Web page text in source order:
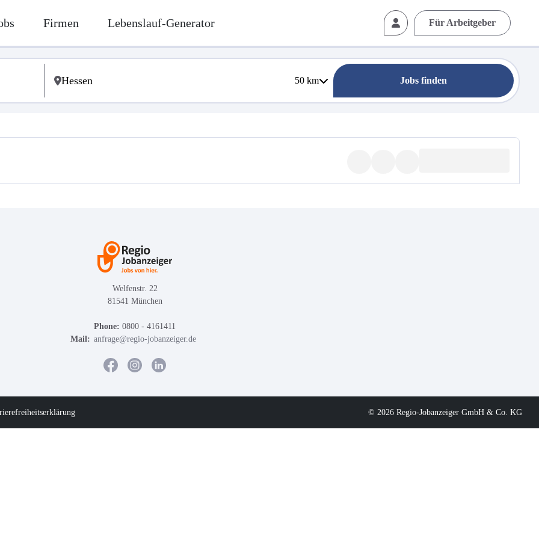
Firmen Lebenslauf-Generator Für Arbeitgeber
50km Jobs finden
Welfenstr. 22
81541 München
Phone: 0800 - 4161411
Mail: anfrage@regio-jobanzeiger.de
© 2026 Regio-Jobanzeiger GmbH & Co. KG